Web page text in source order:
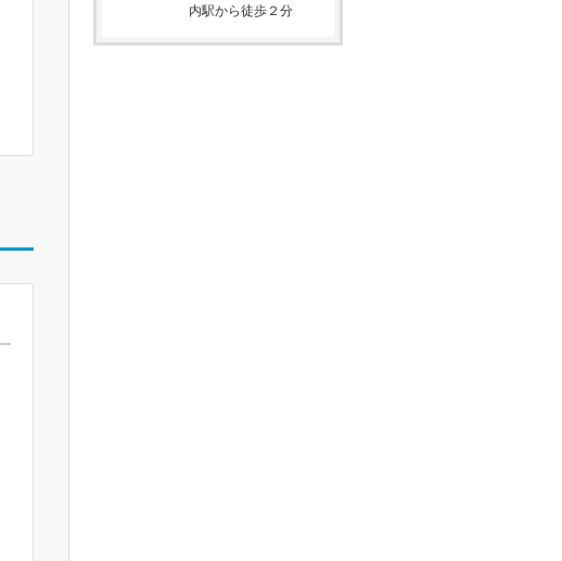
内駅から徒歩２分